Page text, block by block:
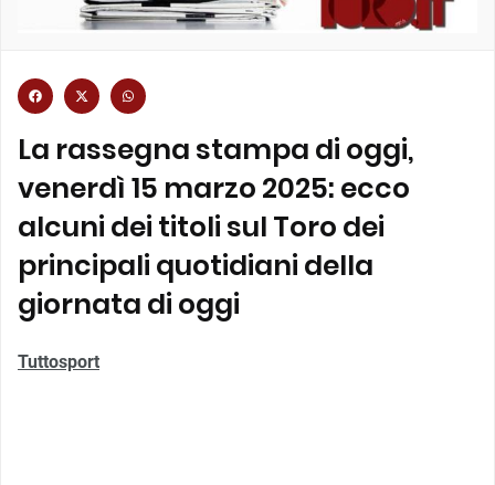
La rassegna stampa di oggi,
venerdì 15 marzo 2025: ecco
alcuni dei titoli sul Toro dei
principali quotidiani della
giornata di oggi
Tuttosport